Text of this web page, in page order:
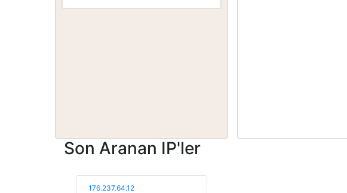
Son Aranan IP'ler
176.237.64.12